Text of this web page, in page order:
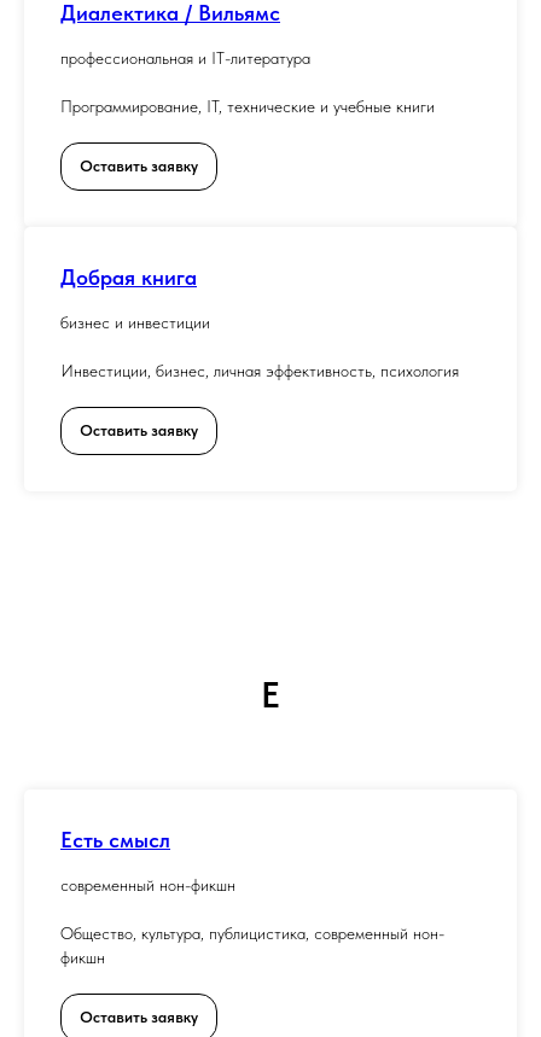
Диалектика / Вильямс
профессиональная и IT-литература
Программирование, IT, технические и учебные книги
Оставить заявку
Добрая книга
бизнес и инвестиции
Инвестиции, бизнес, личная эффективность, психология
Оставить заявку
Е
Есть смысл
современный нон-фикшн
Общество, культура, публицистика, современный нон-
фикшн
Оставить заявку